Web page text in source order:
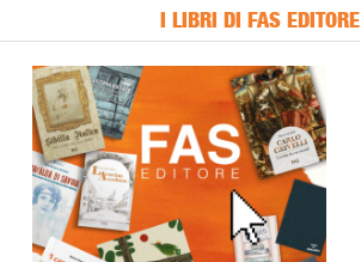
I LIBRI DI FAS EDITORE